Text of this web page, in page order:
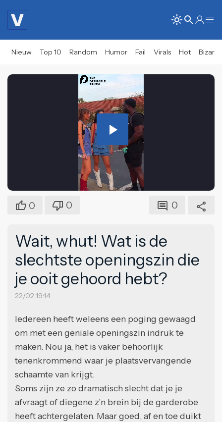
Nieuw Top 10 Random Humor Fail Virals Hot Bizar
Play
Video
0 0 0
Wait, whut! Wat is de
slechtste openingszin die
je ooit gehoord hebt?
22/02 19:14
Iedereen heeft weleens een poging gewaagd
om met een geniale openingszin indruk te
maken. Nou ja, het is vaker behoorlijk
tenenkrommend waar je plaatsvervangende
schaamte van krijgt.
Soms zijn ze zo dramatisch slecht dat je je
afvraagt of diegene z’n brein bij de garderobe
heeft achtergelaten. Maar goed, af en toe duikt